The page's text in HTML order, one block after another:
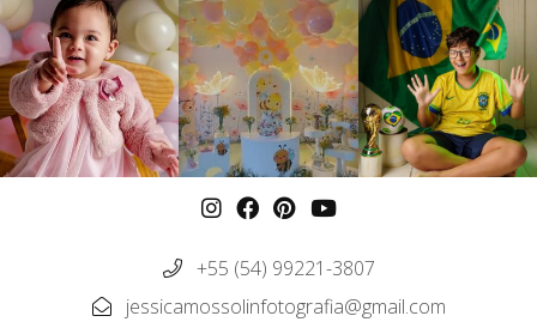
+55 (54) 99221-3807
jessicamossolinfotografia@gmail.com